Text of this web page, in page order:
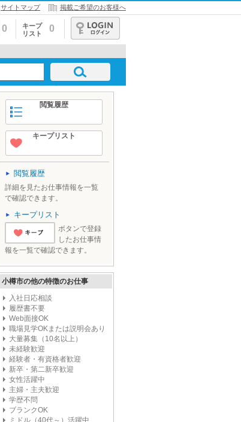
サイトマップ 掲載ご希望のお客様へ
0
キープ
リスト
0
ログイン
閲覧履歴
キープリスト
閲覧履歴
詳細を見たお仕事情報を一覧
で確認できます。
キープリスト
'とりあえずキ
ボタンで登録
したお仕事情
報を一覧で確認できます。
小樽市の他の特徴のお仕事
入社日応相談
履歴書不要
Web面接OK
職場見学OKまたは説明会あり
大量募集（10名以上）
未経験歓迎
経験者・有資格者歓迎
新卒・第二新卒歓迎
女性活躍中
主婦・主夫歓迎
学歴不問
ブランクOK
ミドル（40代～）活躍中